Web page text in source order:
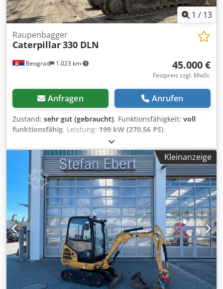
1 / 13
Beograd 1.023 km
Raupenbagger
Caterpillar330 DLN
45.000 €
Festpreis zzgl. MwSt.
Anfragen Anrufen
Zustand: sehr gut (gebraucht), Funktionsfähigkeit: voll
funktionsfähig, Leistung: 199 kW (270,56 PS),
, Schaufelvolumen:
Baujahr:2006, Maschinen-/Fahrzeugnummer:CAT
0330DJGGE00237, Die Maschine befindet sich in einem
ausgezeichneten funktionsfähigen Zustand. Crjdpjylma
Hofx Agnof
Kleinanzeige